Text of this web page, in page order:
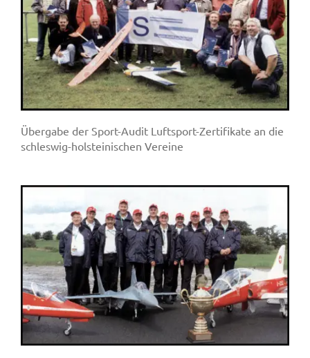
Übergabe der Sport-Audit Luftsport-Zertifikate an die
schleswig-holsteinischen Vereine